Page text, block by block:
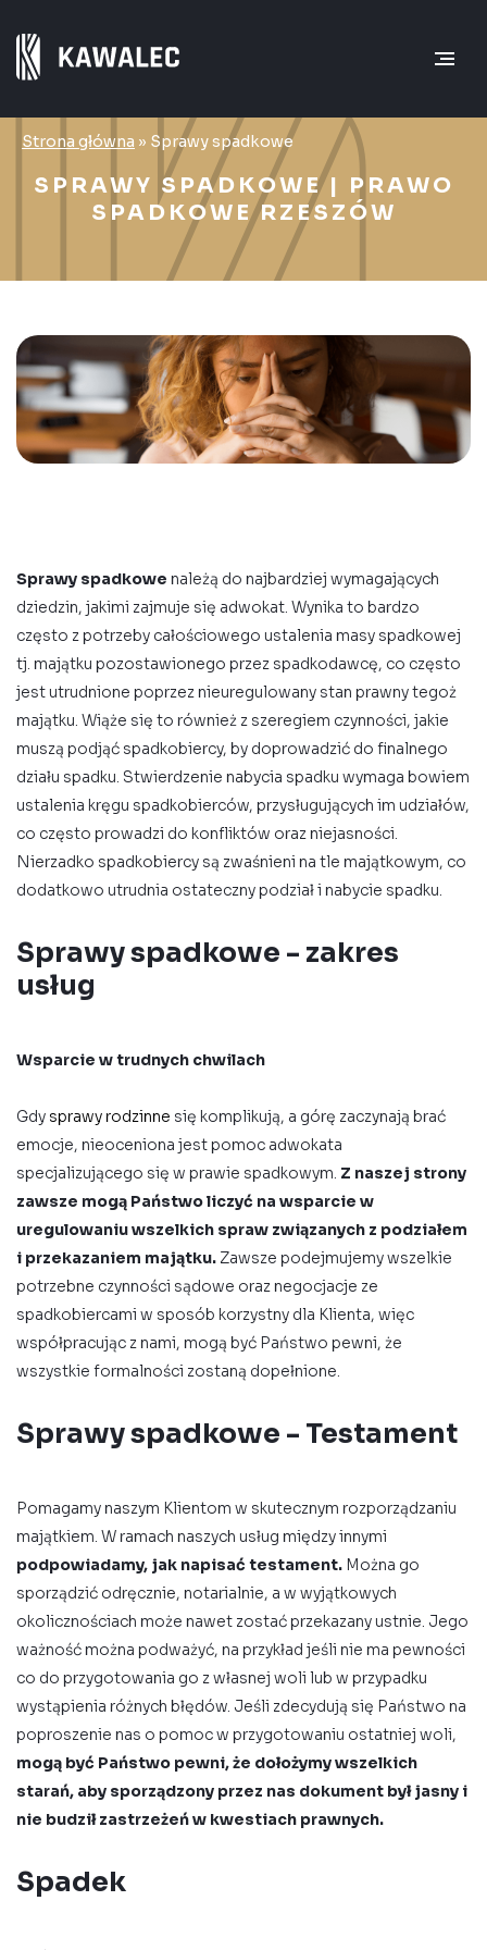
Strona główna » Sprawy spadkowe
SPRAWY SPADKOWE | PRAWO
SPADKOWE RZESZÓW
Sprawy spadkowe należą do najbardziej wymagających
dziedzin, jakimi zajmuje się adwokat. Wynika to bardzo
często z potrzeby całościowego ustalenia masy spadkowej
tj. majątku pozostawionego przez spadkodawcę, co często
jest utrudnione poprzez nieuregulowany stan prawny tegoż
majątku. Wiąże się to również z szeregiem czynności, jakie
muszą podjąć spadkobiercy, by doprowadzić do finalnego
działu spadku. Stwierdzenie nabycia spadku wymaga bowiem
ustalenia kręgu spadkobierców, przysługujących im udziałów,
co często prowadzi do konfliktów oraz niejasności.
Nierzadko spadkobiercy są zwaśnieni na tle majątkowym, co
dodatkowo utrudnia ostateczny podział i nabycie spadku.
Sprawy spadkowe - zakres
usług
Wsparcie w trudnych chwilach
Gdy sprawy rodzinne się komplikują, a górę zaczynają brać
emocje, nieoceniona jest pomoc adwokata
specjalizującego się w prawie spadkowym. Z naszej strony
zawsze mogą Państwo liczyć na wsparcie w
uregulowaniu wszelkich spraw związanych z podziałem
i przekazaniem majątku. Zawsze podejmujemy wszelkie
potrzebne czynności sądowe oraz negocjacje ze
spadkobiercami w sposób korzystny dla Klienta, więc
współpracując z nami, mogą być Państwo pewni, że
wszystkie formalności zostaną dopełnione.
Sprawy spadkowe - Testament
Pomagamy naszym Klientom w skutecznym rozporządzaniu
majątkiem. W ramach naszych usług między innymi
podpowiadamy, jak napisać testament. Można go
sporządzić odręcznie, notarialnie, a w wyjątkowych
okolicznościach może nawet zostać przekazany ustnie. Jego
ważność można podważyć, na przykład jeśli nie ma pewności
co do przygotowania go z własnej woli lub w przypadku
wystąpienia różnych błędów. Jeśli zdecydują się Państwo na
poproszenie nas o pomoc w przygotowaniu ostatniej woli,
mogą być Państwo pewni, że dołożymy wszelkich
starań, aby sporządzony przez nas dokument był jasny i
nie budził zastrzeżeń w kwestiach prawnych.
Spadek